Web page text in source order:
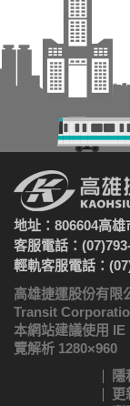
地址：806604高
客服電話：
輕軌客服電話：
高雄捷運股份有
Transit
本網站建議使用
覽解析 1280×960
更